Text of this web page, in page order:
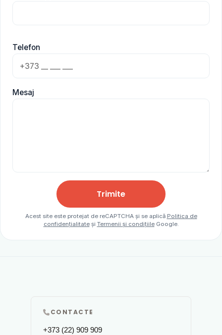
Telefon
Mesaj
Trimite
Acest site este protejat de reCAPTCHA și se aplică Politica de
confidențialitateși Termenii și condițiileGoogle.
CONTACTE
+373 (22) 909 909